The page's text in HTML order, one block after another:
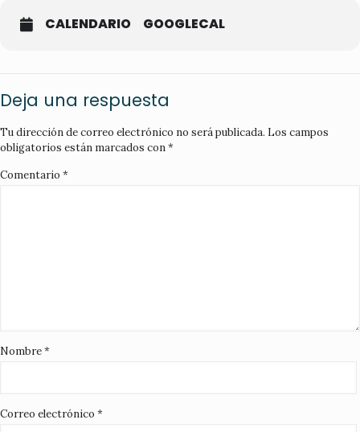
CALENDARIO GOOGLECAL
Deja una respuesta
Tu dirección de correo electrónico no será publicada. Los campos
obligatorios están marcados con*
Comentario *
Nombre*
Correo electrónico *